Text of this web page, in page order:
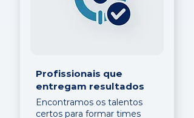
Profissionais que
entregam resultados
Encontramos os talentos
certos para formar times